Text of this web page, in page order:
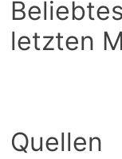
letzten
Quellen